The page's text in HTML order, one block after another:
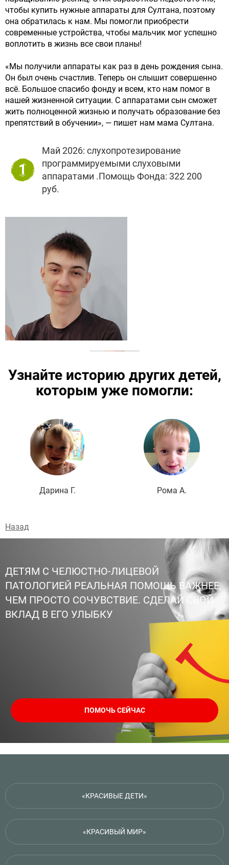
чтобы купить нужные аппараты для Султана, поэтому
она обратилась к нам. Мы помогли приобрести
современные устройства, чтобы мальчик мог успешно
воплотить в жизнь все свои планы!
«Мы получили аппараты как раз в день рождения сына.
Он был очень счастлив. Теперь он слышит совершенно
всё. Большое спасибо фонду и всем, кто нам помог в
нашей жизненной ситуации. С аппаратами сын сможет
жить полноценной жизнью и получать образование без
препятствий в обучении», — пишет нам мама Султана.
1
Май 2026: слухопротезирование
программируемыми слуховыми
аппаратами .Помощь Фонда: 322 200
руб.
Узнайте историю других детей,
которым уже помогли:
Дарина Г.
Подробнее
Рома А.
Назад
ДЕТЯМ С ЧЕЛЮСТНО-ЛИЦЕВОЙ
ПАТОЛОГИЕЙ РЕАЛЬНАЯ ПОМОЩЬ ВАЖНЕЕ,
ЧЕМ ПРОСТО СОЧУВСТВИЕ. СДЕЛАЙ СВОЙ
ВКЛАД В ЕГО УЛЫБКУ
ПОМОЧЬ СЕЙЧАС
«КРАСИВЫЕ ДЕТИ»
«КРАСИВЫЙ МИР»